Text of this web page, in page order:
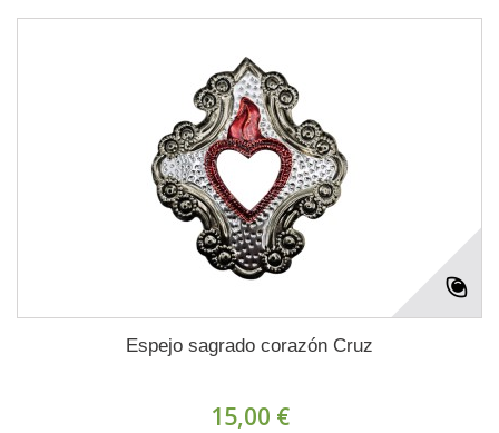
Espejo sagrado corazón Cruz
15,00 €